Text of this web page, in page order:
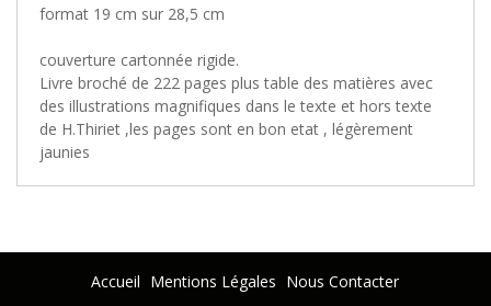
format 19 cm sur 28,5 cm
couverture cartonnée rigide.
Livre broché de 222 pages plus table des matières avec
des illustrations magnifiques dans le texte et hors texte
de H.Thiriet ,les pages sont en bon etat , légèrement
jaunies
Accueil Mentions Légales Nous Contacter